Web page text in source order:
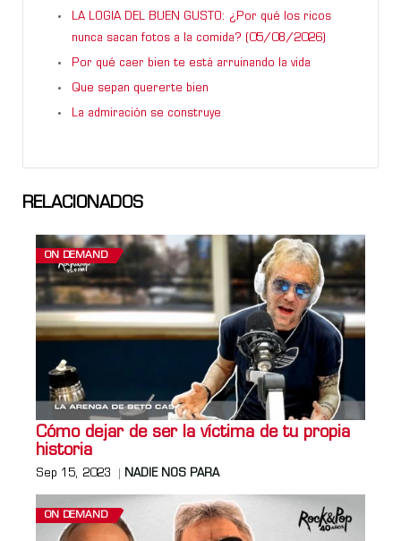
LA LOGIA DEL BUEN GUSTO: ¿Por qué los ricos
nunca sacan fotos a la comida? (05/08/2026)
Por qué caer bien te está arruinando la vida
Que sepan quererte bien
La admiración se construye
RELACIONADOS
ON DEMAND
Cómo dejar de ser la víctima de tu propia
historia
Sep 15, 2023 NADIE NOS PARA
ON DEMAND